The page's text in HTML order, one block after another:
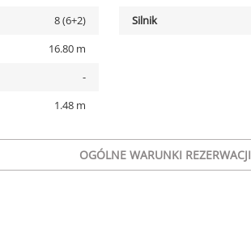
8 (6+2)
16.80 m
-
1.48 m
Silnik
OGÓLNE WARUNKI REZERWACJI